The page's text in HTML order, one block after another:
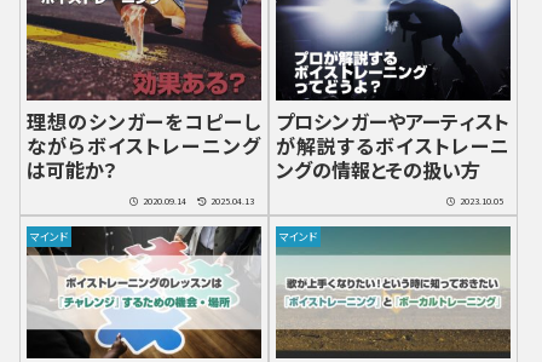
理想のシンガーをコピーし
ながらボイストレーニング
は可能か？
2020.09.14 2025.04.13
プロシンガーやアーティスト
が解説するボイストレーニ
ングの情報とその扱い方
2023.10.05
マインド マインド